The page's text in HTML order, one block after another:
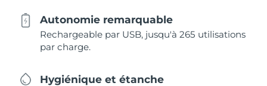
Autonomie remarquable
Rechargeable par USB, jusqu'à 265 utilisations
par charge.
Hygiénique et étanche